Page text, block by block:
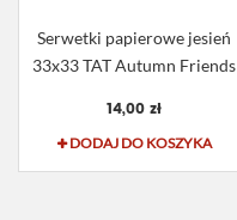
Serwetki papierowe jesień
33x33 TAT Autumn Friends
14,00 zł
DODAJ DO KOSZYKA